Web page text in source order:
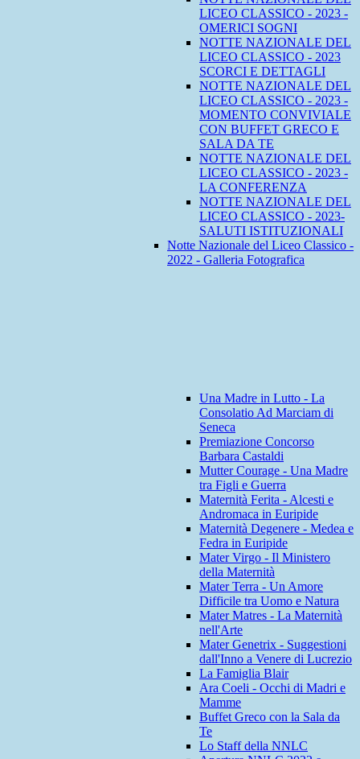
LICEO CLASSICO - 2023 -
OMERICI SOGNI
NOTTE NAZIONALE DEL
LICEO CLASSICO - 2023
SCORCI E DETTAGLI
NOTTE NAZIONALE DEL
LICEO CLASSICO - 2023 -
MOMENTO CONVIVIALE
CON BUFFET GRECO E
SALA DA TE
NOTTE NAZIONALE DEL
LICEO CLASSICO - 2023 -
LA CONFERENZA
NOTTE NAZIONALE DEL
LICEO CLASSICO - 2023-
SALUTI ISTITUZIONALI
Notte Nazionale del Liceo Classico -
2022 - Galleria Fotografica
Una Madre in Lutto - La
Consolatio Ad Marciam di
Seneca
Premiazione Concorso
Barbara Castaldi
Mutter Courage - Una Madre
tra Figli e Guerra
Maternità Ferita - Alcesti e
Andromaca in Euripide
Maternità Degenere - Medea e
Fedra in Euripide
Mater Virgo - Il Ministero
della Maternità
Mater Terra - Un Amore
Difficile tra Uomo e Natura
Mater Matres - La Maternità
nell'Arte
Mater Genetrix - Suggestioni
dall'Inno a Venere di Lucrezio
La Famiglia Blair
Ara Coeli - Occhi di Madri e
Mamme
Buffet Greco con la Sala da
Te
Lo Staff della NNLC